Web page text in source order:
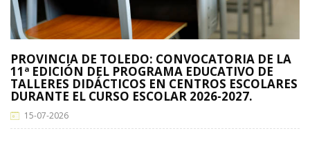
PROVINCIA DE TOLEDO: CONVOCATORIA DE LA
11ª EDICIÓN DEL PROGRAMA EDUCATIVO DE
TALLERES DIDÁCTICOS EN CENTROS ESCOLARES
DURANTE EL CURSO ESCOLAR 2026-2027.
15-07-2026